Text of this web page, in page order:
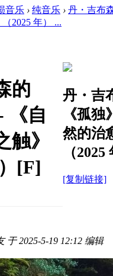
音乐 › 纯音乐 › 丹・吉布
2025 年） ...
的
《自
触》
[F]
丹・吉
《孤独
然的治
（
[复制链接]
于 2025-5-19 12:12 编辑